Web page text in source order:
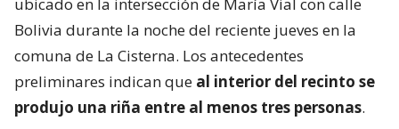
Bolivia durante la noche del reciente jueves en la
comuna de La Cisterna. Los antecedentes
preliminares indican que al interior del recinto se
produjo una riña entre al menos tres personas.